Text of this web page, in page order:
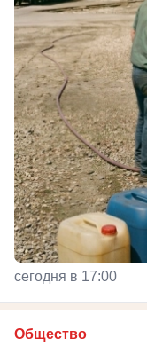
сегодня в 17:00
Общество